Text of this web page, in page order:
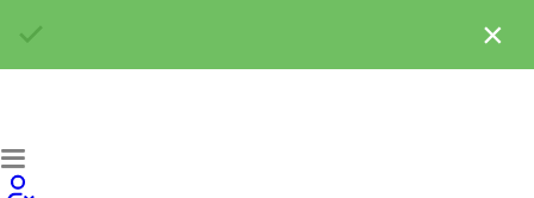
×